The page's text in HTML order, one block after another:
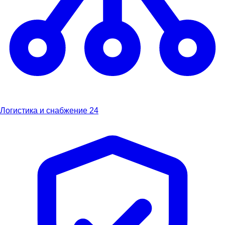
Логистика и снабжение 24